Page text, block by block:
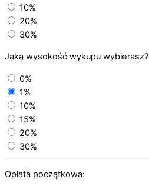
10%
20%
30%
Jaką wysokość wykupu wybierasz?
0%
1%
10%
15%
20%
30%
Opłata początkowa: